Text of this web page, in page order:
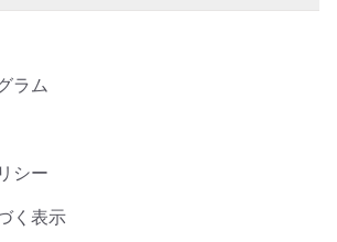
ラム
シー
く表示